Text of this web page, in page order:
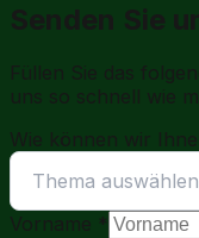
Senden Sie
Füllen Sie das
uns so schnell wie
Wie können wir
Thema auswählen
Vorname *